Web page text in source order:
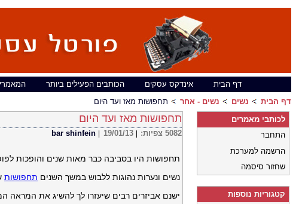
דף הבית אינדקס עסקים הכותבים הפעילים ביותר
דף הבית
נשים נשים - אחר תחפושות מאז ועד היום
תחפושות מאז ועד היום
bar shinfein 19/01/13 צפיות: 5082
תחפושות היו בסביבה כבר מאות שנים והופכות
נשים ונערות נהוגות ללבוש במשך השנים תחפושות
ישנם אביזרים רבים שיעזרו לך להשיג את המראה
לכותבי מאמרים
התחבר
הרשמה למערכת
שחזור סיסמה
קטגוריות נוספות